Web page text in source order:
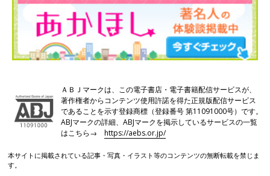
ＡＢＪマークは、この電子書店・電子書籍配信サービスが、
著作権者からコンテンツ使用許諾を得た正規版配信サービス
であることを示す登録商標（登録番号 第11091000号）です。
ABJマークの詳細、ABJマークを掲示しているサービスの一覧
はこちら→https://aebs.or.jp/
本サイトに掲載されている記事・写真・イラスト等のコンテンツの無断転載を禁じま
す。